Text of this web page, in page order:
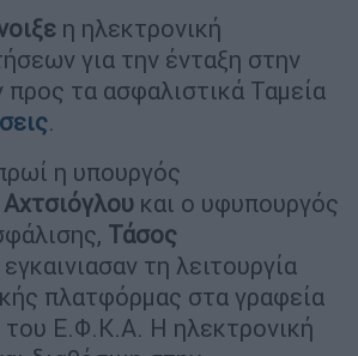
η ηλεκτρονική
για την ένταξη στην
τα ασφαλιστικά Ταμεία
.
η υπουργός
και ο υφυπουργός
Τάσος
εγκαινιασαν τη λειτουργία
πλατφόρμας στα γραφεία
του Ε.Φ.Κ.Α. Η ηλεκτρονική